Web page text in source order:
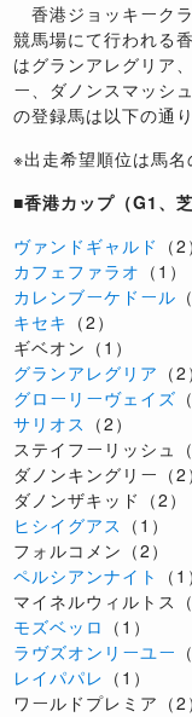
香港ジョッキーク
競馬場にて行われる
はグランアレグリア
ー、ダノンスマッシ
の登録馬は以下の通り
※出走希望順位は馬
■香港カップ（G1、
ヴァンドギャルド （2
カフェファラオ （1）
カレンブーケドール
キセキ （2）
ギベオン（1）
グランアレグリア （2
グローリーヴェイズ
サリオス （2）
ステイフーリッシュ（
ダノンキングリー（2
ダノンザキッド（2）
ヒシイグアス （1）
フォルコメン（2）
ペルシアンナイト
（1
マイネルウィルトス（
モズベッロ （1）
ラヴズオンリーユー
レイパパレ （1）
ワールドプレミア（2